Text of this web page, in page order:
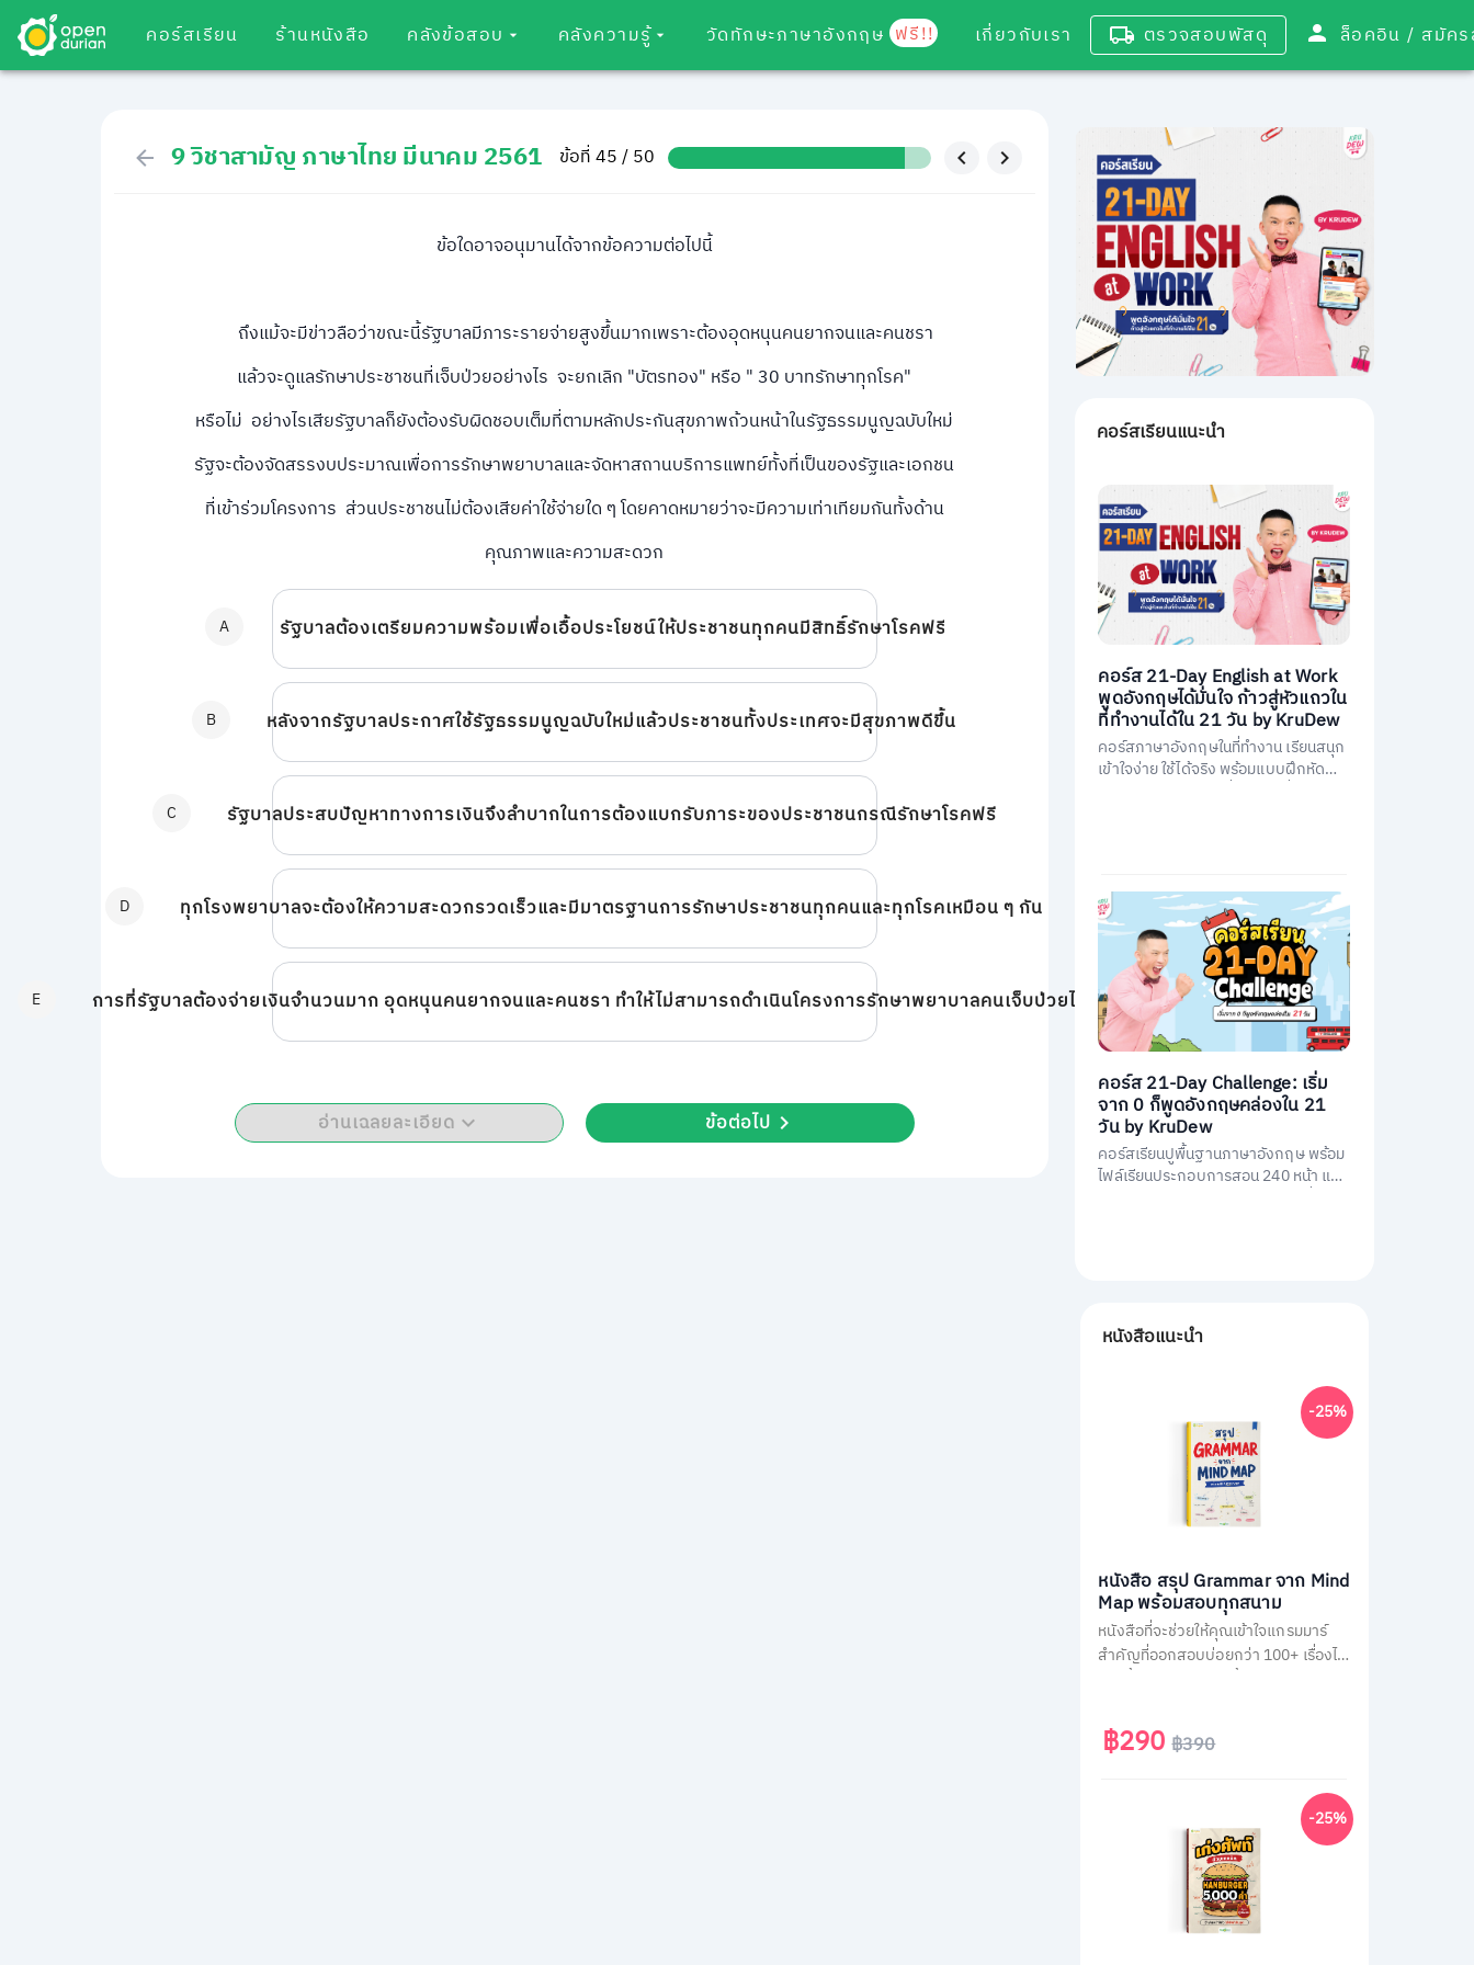
คอร์สเรียน ร้านหนังสือ คลังข้อสอบ คลังความรู้ วัดทักษะภาษาอังกฤษ ฟรี!! เกี่ยวกับเรา ตรวจสอบพัสดุ ล็อคอิน /
9 วิชาสามัญ ภาษาไทย มีนาคม 2561 ข้อที่ 45 / 50
ข้อใดอาจอนุมานได้จากข้อความต่อไปนี้
ถึงแม้จะมีข่าวลือว่าขณะนี้รัฐบาลมีภาระรายจ่ายสูงขึ้นมากเพราะต้องอุดหนุนคนยากจนและคนชรา
แล้วจะดูแลรักษาประชาชนที่เจ็บป่วยอย่างไร จะยกเลิก "บัตรทอง" หรือ " 30 บาทรักษาทุกโรค"
หรือไม่ อย่างไรเสียรัฐบาลก็ยังต้องรับผิดชอบเต็มที่ตามหลักประกันสุขภาพถ้วนหน้าในรัฐธรรมนูญฉบับใหม่
รัฐจะต้องจัดสรรงบประมาณเพื่อการรักษาพยาบาลและจัดหาสถานบริการแพทย์ทั้งที่เป็นของรัฐและเอกชน
ที่เข้าร่วมโครงการ ส่วนประชาชนไม่ต้องเสียค่าใช้จ่ายใด ๆ โดยคาดหมายว่าจะมีความเท่าเทียมกันทั้งด้าน
คุณภาพและความสะดวก
A รัฐบาลต้องเตรียมความพร้อมเพื่อเอื้อประโยชน์ให้ประชาชนทุกคนมีสิทธิ์รักษาโรคฟรี
B หลังจากรัฐบาลประกาศใช้รัฐธรรมนูญฉบับใหม่แล้วประชาชนทั้งประเทศจะมีสุขภาพดีขึ้น
C รัฐบาลประสบปัญหาทางการเงินจึงลำบากในการต้องแบกรับภาระของประชาชนกรณีรักษาโรคฟรี
D ทุกโรงพยาบาลจะต้องให้ความสะดวกรวดเร็วและมีมาตรฐานการรักษาประชาชนทุกคนและทุกโรคเหมือน ๆ กัน
E การที่รัฐบาลต้องจ่ายเงินจำนวนมาก อุดหนุนคนยากจนและคนชรา ทำให้ไม่สามารถดำเนินโครงการรักษาพยาบาลคนเจ็บป่วยได้ทั่วถึง
อ่านเฉลยละเอียด ข้อต่อไป
คอร์สเรียนแนะนำ
คอร์ส 21-Day English at Work
พูดอังกฤษได้มั่นใจ ก้าวสู่หัวแถวใน
ที่ทำงานได้ใน 21 วัน by KruDew
คอร์สภาษาอังกฤษในที่ทำงาน เรียนสนุก
เข้าใจง่าย ใช้ได้จริง พร้อมแบบฝึกหัดนำ
คอร์ส 21-Day Challenge: เริ่ม
จาก 0 ก็พูดอังกฤษคล่องใน 21
วัน by KruDew
คอร์สเรียนปูพื้นฐานภาษาอังกฤษ พร้อม
ไฟล์เรียนประกอบการสอน 240 หน้า และ
หนังสือแนะนำ
หนังสือ สรุป Grammar จาก Mind
Map พร้อมสอบทุกสนาม
หนังสือที่จะช่วยให้คุณเข้าใจแกรมมาร์
สำคัญที่ออกสอบบ่อยกว่า 100+ เรื่องได้
ที่มาพร้อมกับการคัดกรองเนื้อหาแยก
ตามสนามสอบ และแบบฝึกหัดทบทวน
-25%
฿290฿390
-25%